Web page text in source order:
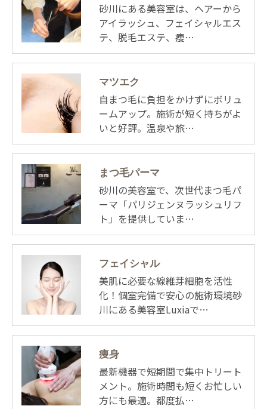
砂川にある美容室は、ヘアーから
アイラッシュ、フェイシャルエス
テ、脱毛エステ、痩…
マツエク
自まつ毛に負担をかけずにボリュ
ームアップ。施術が短く持ちがよ
いと好評。温泉や旅…
まつ毛パーマ
砂川の美容室で、次世代まつ毛パ
ーマ「パリジェンヌラッシュリフ
ト」を提供していま…
フェイシャル
美肌に必要な線維芽細胞を活性
化！個室完備で安心の施術環境砂
川にある美容室Luxiaで…
痩身
最新機器で短期間で集中トリート
メント。施術時間も短くお忙しい
方にも最適。都度払…